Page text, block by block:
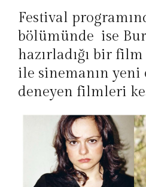
Festival
bölümünde ise
hazırladığı bir
ile sinemanın yeni
deneyen filmleri